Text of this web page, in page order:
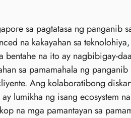
sa pagtatasa ng panganib
na kakayahan sa
bentahe na ito ay nagbibigay-
sa pamamahala ng
Ang kolaboratibong
lumikha ng isang ecosystem
na mga pamantayan sa